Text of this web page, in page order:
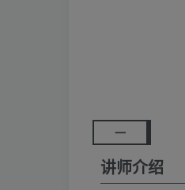
一
讲师介绍